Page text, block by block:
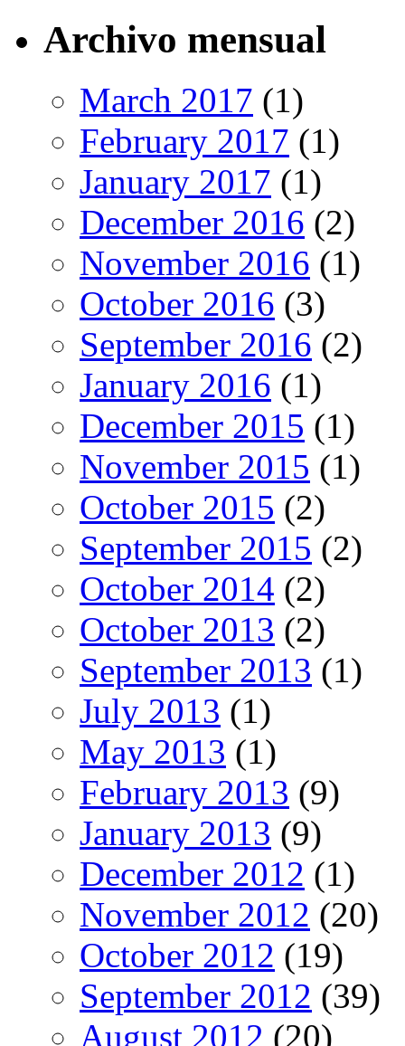
Archivo mensual
March 2017 (1)
February 2017 (1)
January 2017 (1)
December 2016 (2)
November 2016 (1)
October 2016 (3)
September 2016 (2)
January 2016 (1)
December 2015 (1)
November 2015 (1)
October 2015 (2)
September 2015 (2)
October 2014 (2)
October 2013 (2)
September 2013 (1)
July 2013 (1)
May 2013 (1)
February 2013 (9)
January 2013 (9)
December 2012 (1)
November 2012 (20)
October 2012 (19)
September 2012 (39)
August 2012 (20)